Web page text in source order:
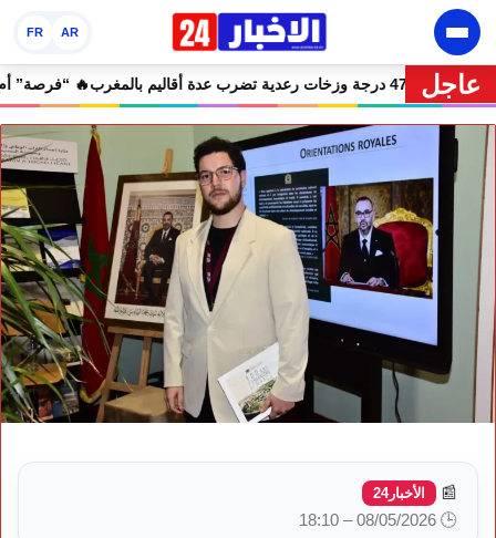
AR
FR
عاجل
🔥 نشرة إنذارية.. موجة حر تصل إلى 47 درجة وزخات رعدية تضرب عدة أقاليم بالمغرب
📰 الأخبار24
🕒 08/05/2026 – 18:10